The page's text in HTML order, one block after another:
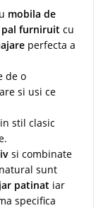
mobila de
pal furniruit cu
perfecta a
de o
si usi ce
stil clasic
si combinate
sunt
patinat iar
specifica